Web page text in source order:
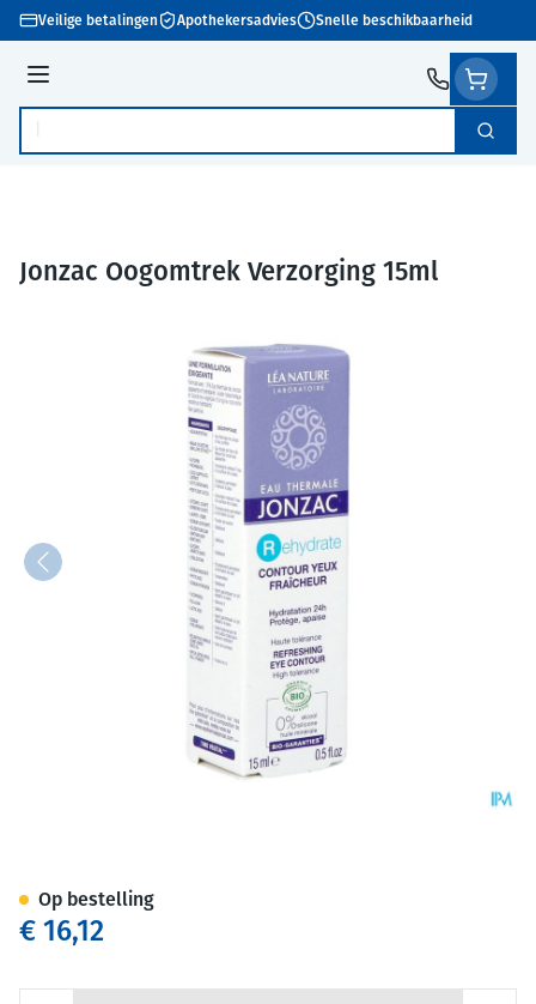
Ga naar de inhoud
Veilige betalingen Apothekersadvies Snelle beschikbaarheid
Menu
Product, merk, categorie... Zoek
Jonzac Oogomtrek Verzorging 15ml
€ 16,12
Op bestelling